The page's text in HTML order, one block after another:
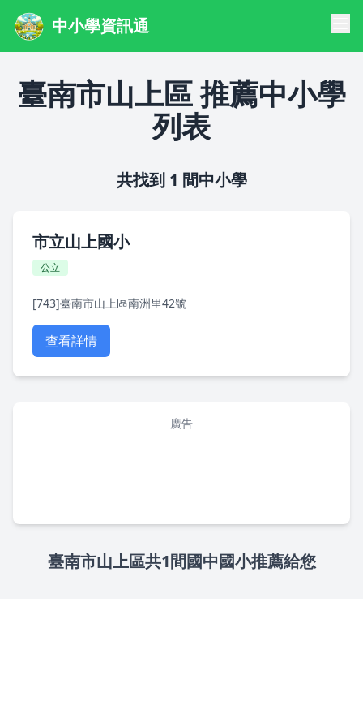
中小學資訊通
臺南市山上區 推薦中小學
列表
共找到 1 間中小學
市立山上國小
公立
[743]臺南市山上區南洲里42號
查看詳情
廣告
臺南市山上區共1間國中國小推薦給您